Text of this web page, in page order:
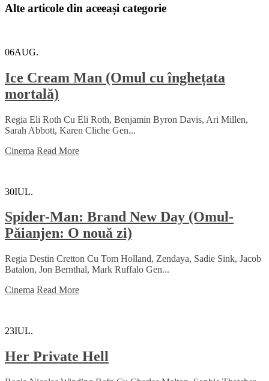
Alte articole din aceeași categorie
06AUG.
Ice Cream Man (Omul cu înghețata
mortală)
Regia Eli Roth Cu Eli Roth, Benjamin Byron Davis, Ari Millen,
Sarah Abbott, Karen Cliche Gen...
Cinema Read More
30IUL.
Spider-Man: Brand New Day (Omul-
Păianjen: O nouă zi)
Regia Destin Cretton Cu Tom Holland, Zendaya, Sadie Sink, Jacob
Batalon, Jon Bernthal, Mark Ruffalo Gen...
Cinema Read More
23IUL.
Her Private Hell